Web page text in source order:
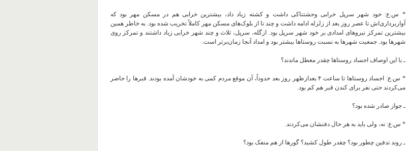
* س.ع: خود شهر سرپل خرابی وحشتناکی داشت و کشته زیاد داد، بیشترین خرابی هم در مسکن مهر بود که
آواربرداری‌اش تا عصر روز بعد از زلزله ادامه داشت و چند تا از بلوک‌های مسکن مهر کاملاً تخریب شده بود. به خاطر همین
بیشترین تمرکز نیروهای امدادی بر خود شهر سرپل بود. ازگله، سرپل، ثلاث و چند شهر خرابی زیاد داشتند و تمرکز روی
شهرها بود. جمعیت شهرها به نسبت روستاها بیشتر بود و امداد آنجا زمان‌برتر است.
ـ با این اوصاف اجساد روستاها چقدر معطل ماندند؟
* س.ع: اجساد روستاها تا ساعت ۴ بعدازظهر روز بعد حدوداً، آن موقع مردم کمی به خودشان آمده بودند. قبرها را حاضر
می‌کردند حتی نفر برای کندن قبر هم کم بود.
ـ جواز صادر شده بود؟
* س.ع: نه، ولی باید به هر حال دفنشان می‌کردند.
ـ روند تدفین چطور بود؟ چقدر طول کشید؟ گورها از هم منفک بود؟